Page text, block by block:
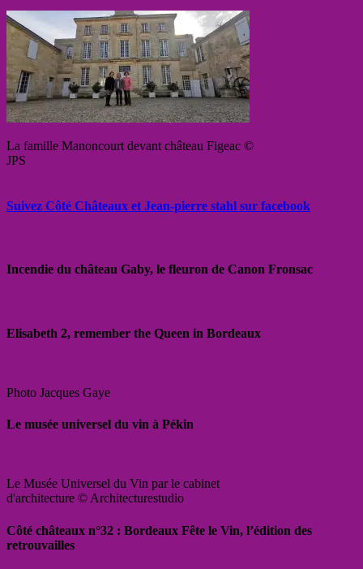
La famille Manoncourt devant château Figeac ©
JPS
Suivez Côté Châteaux et Jean-pierre stahl sur facebook
Incendie du château Gaby, le fleuron de Canon Fronsac
Elisabeth 2, remember the Queen in Bordeaux
Photo Jacques Gaye
Le musée universel du vin à Pékin
Le Musée Universel du Vin par le cabinet
d'architecture © Architecturestudio
Côté châteaux n°32 : Bordeaux Fête le Vin, l’édition des
retrouvailles